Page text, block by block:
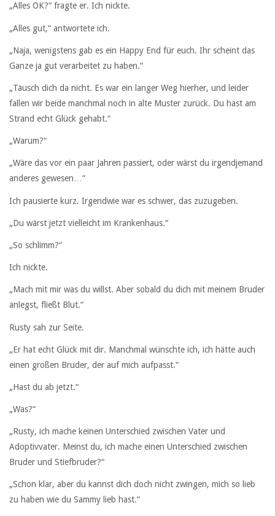
„Alles OK?“ fragte er. Ich nickte.
„Alles gut,“ antwortete ich.
„Naja, wenigstens gab es ein Happy End für euch. Ihr scheint das
Ganze ja gut verarbeitet zu haben.“
„Täusch dich da nicht. Es war ein langer Weg hierher, und leider
fallen wir beide manchmal noch in alte Muster zurück. Du hast am
Strand echt Glück gehabt.“
„Warum?“
„Wäre das vor ein paar Jahren passiert, oder wärst du irgendjemand
anderes gewesen…“
Ich pausierte kurz. Irgendwie war es schwer, das zuzugeben.
„Du wärst jetzt vielleicht im Krankenhaus.“
„So schlimm?“
Ich nickte.
„Mach mit mir was du willst. Aber sobald du dich mit meinem Bruder
anlegst, fließt Blut.“
Rusty sah zur Seite.
„Er hat echt Glück mit dir. Manchmal wünschte ich, ich hätte auch
einen großen Bruder, der auf mich aufpasst.“
„Hast du ab jetzt.“
„Was?“
„Rusty, ich mache keinen Unterschied zwischen Vater und
Adoptivvater. Meinst du, ich mache einen Unterschied zwischen
Bruder und Stiefbruder?“
„Schon klar, aber du kannst dich doch nicht zwingen, mich so lieb
zu haben wie du Sammy lieb hast.“